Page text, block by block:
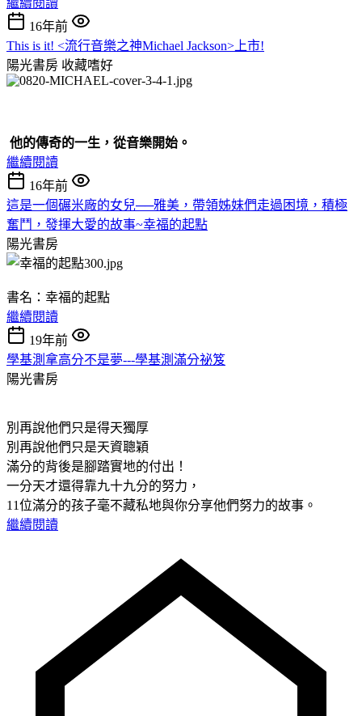
16年前
This is it! <流行音樂之神Michael Jackson>上市!
陽光書房 收藏嗜好
他的傳奇的一生，從音樂開始。
繼續閱讀
16年前
這是一個碾米廠的女兒──雅美，帶領姊妹們走過困境，積極
奮鬥，發揮大愛的故事~幸福的起點
陽光書房
書名：幸福的起點
繼續閱讀
19年前
學基測拿高分不是夢---學基測滿分祕笈
陽光書房
別再說他們只是得天獨厚
別再說他們只是天資聰穎
滿分的背後是腳踏實地的付出！
一分天才還得靠九十九分的努力，
11位滿分的孩子毫不藏私地與你分享他們努力的故事。
繼續閱讀